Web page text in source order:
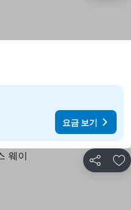
요금 보기
공유 즐